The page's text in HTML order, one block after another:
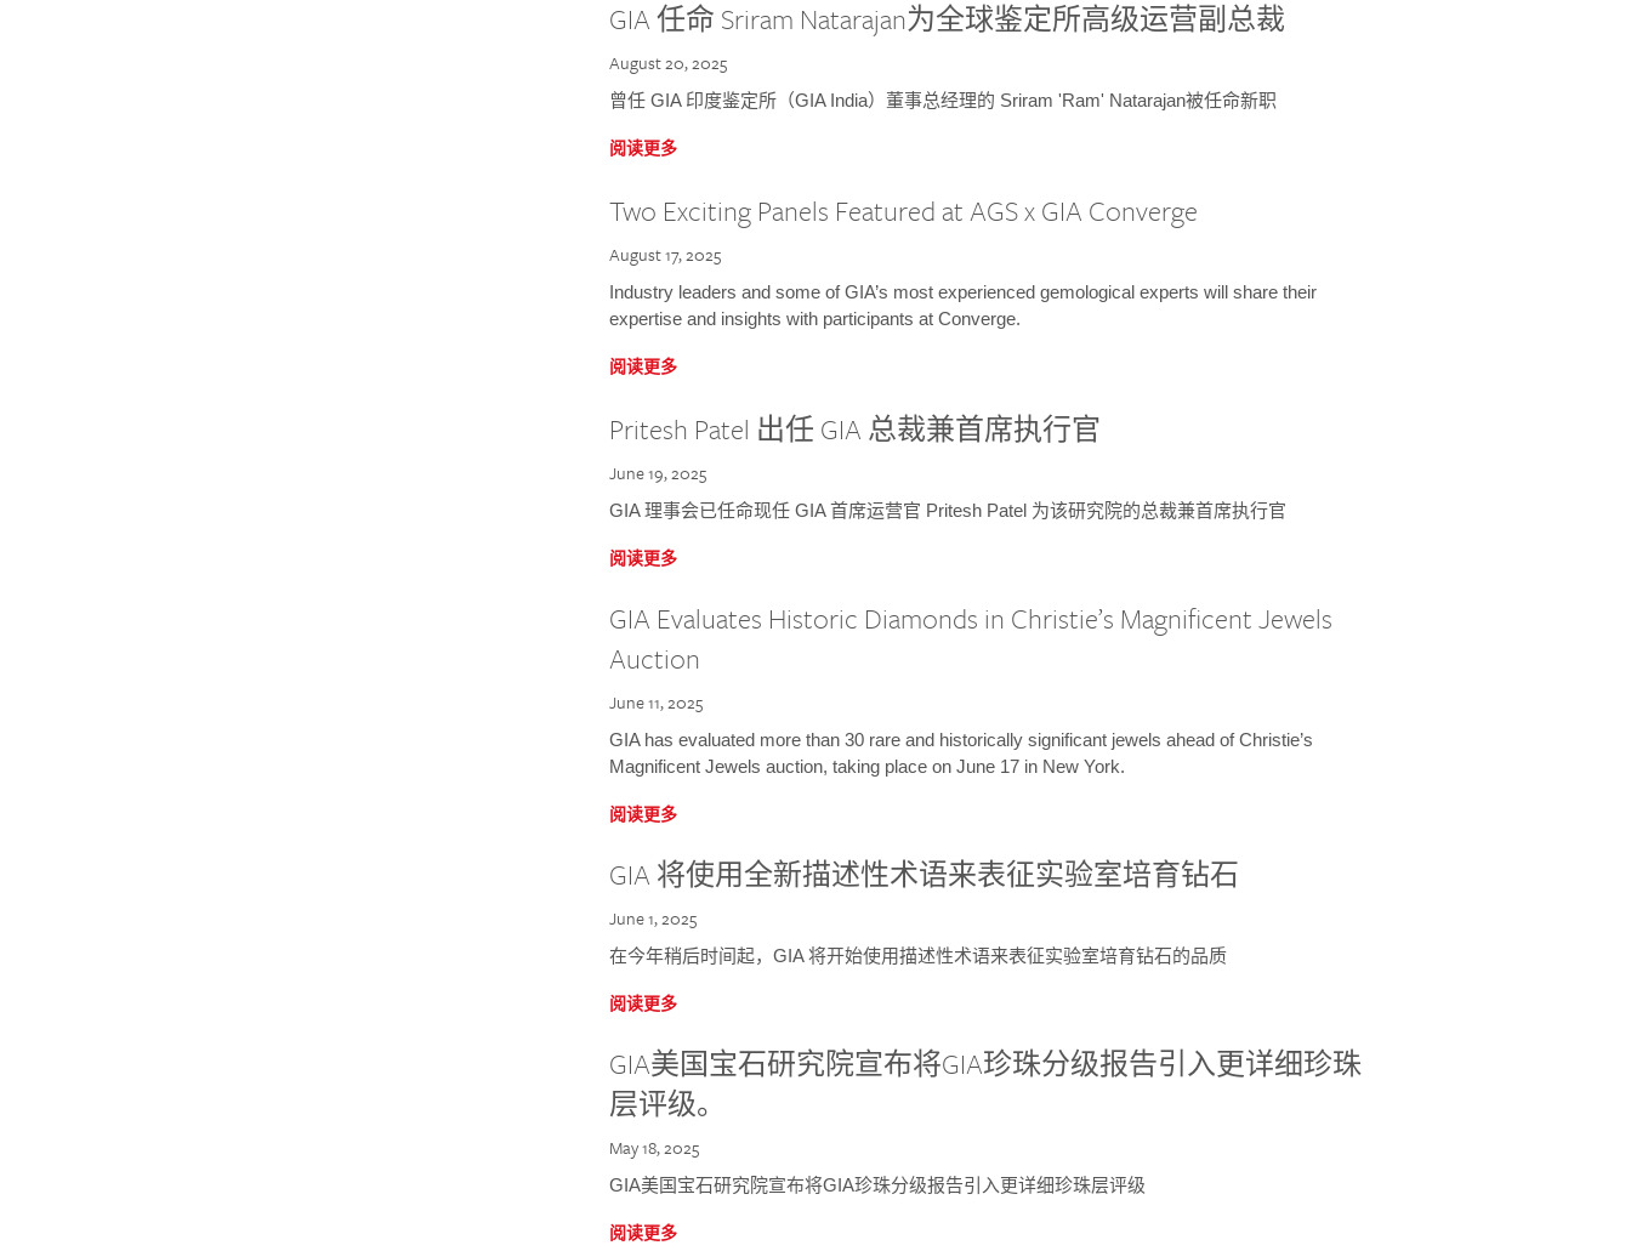
GIA 任命 Sriram Natarajan为全球鉴定所高级运营副总裁
August 20, 2025
曾任 GIA 印度鉴定所（GIA India）董事总经理的 Sriram 'Ram' Natarajan被任命新职
阅读更多
Two Exciting Panels Featured at AGS x GIA Converge
August 17, 2025
Industry leaders and some of GIA’s most experienced gemological experts will share their
expertise and insights with participants at Converge.
阅读更多
Pritesh Patel 出任 GIA 总裁兼首席执行官
June 19, 2025
GIA 理事会已任命现任 GIA 首席运营官 Pritesh Patel 为该研究院的总裁兼首席执行官
阅读更多
GIA Evaluates Historic Diamonds in Christie’s Magnificent Jewels
Auction
June 11, 2025
GIA has evaluated more than 30 rare and historically significant jewels ahead of Christie’s
Magnificent Jewels auction, taking place on June 17 in New York.
阅读更多
GIA 将使用全新描述性术语来表征实验室培育钻石
June 1, 2025
在今年稍后时间起，GIA 将开始使用描述性术语来表征实验室培育钻石的品质
阅读更多
GIA美国宝石研究院宣布将GIA珍珠分级报告引入更详细珍珠
层评级。
May 18, 2025
GIA美国宝石研究院宣布将GIA珍珠分级报告引入更详细珍珠层评级
阅读更多